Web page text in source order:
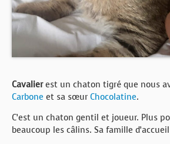
FORUM
Cavalierest un chaton tigré que nous
Carbone et sa sœur Chocolatine.
C’est un chaton gentil et joueur. Plus
beaucoup les câlins. Sa famille